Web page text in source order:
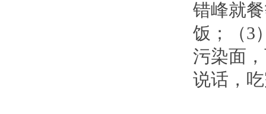
错峰就
饭；（3
污染面
说话，